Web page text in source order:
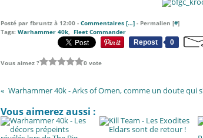
Posté par fbruntz à 12:00 - Commentaires […] - Permalien [#]
Tags: Warhammer 40k, Fleet Commander
Repost
0
Vous aimez ? 0 vote
Vous aimerez aussi :